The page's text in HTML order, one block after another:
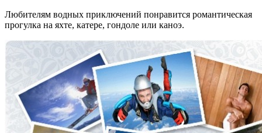
Любителям водных приключений понравится романтическая
прогулка на яхте, катере, гондоле или каноэ.